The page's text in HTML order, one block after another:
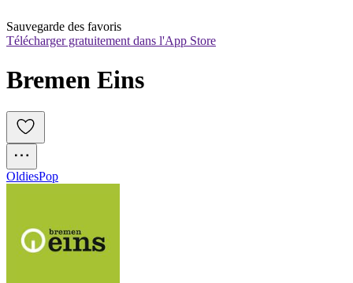
Sauvegarde des favoris
Télécharger gratuitement dans l'App Store
Bremen Eins
OldiesPop